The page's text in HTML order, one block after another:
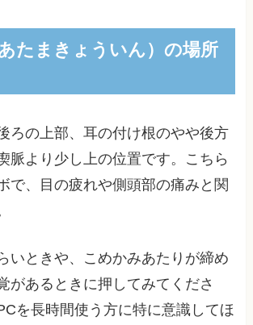
たまきょういん）の場所
ろの上部、耳の付け根のやや後方
脈より少し上の位置です。こちら
で、目の疲れや側頭部の痛みと関
いときや、こめかみあたりが締め
があるときに押してみてくださ
を長時間使う方に特に意識してほ